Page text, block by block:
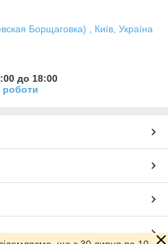
Борщаговка) , Київ, Україна
до 18:00
роботи